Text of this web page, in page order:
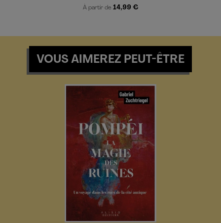
À partir de 14,99 €
VOUS AIMEREZ PEUT-ÊTRE